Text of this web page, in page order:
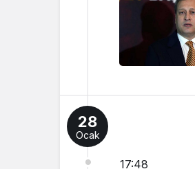
28
Ocak
17:48